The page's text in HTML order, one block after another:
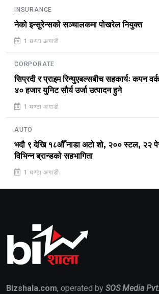
INSURANCE
नेको इन्सुरेन्सको सञ्चालकमा पोखरेल नियुक्त
1 घण्टा अगाडी
CORPORATE
सिप्रदी र प्राइम रिन्युएबल्सबीच सहकार्यः कपन
४० हजार युनिट सौर्य उर्जा उत्पादन हुने
1 घण्टा अगाडी
AUTO
भदौ ९ देखि १८औँ नाडा अटो शो, २०० स्टल, २२
विभिन्न ब्रान्डको सहभागिता
1 घण्टा अगाडी
Bizshala.com, operated by SOS Media